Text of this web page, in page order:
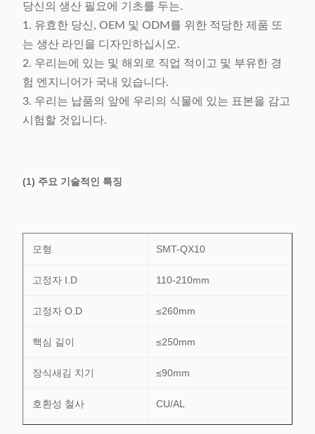
당신의 생산 필요에 기초를 두는.
1. 유효한 당신, OEM 및 ODM를 위한 적당한 제품 또
는 생산 라인을 디자인하십시오.
2. 우리는에 있는 및 해외로 직업 적이고 및 부유한 경
험 엔지니어가 국내 있습니다.
3. 우리는 납품의 앞에 우리의 식물에 있는 표본을 감고
시험할 것입니다.
(1) 주요 기술적인 특징
모형 SMT-QX10
고정자 I.D 110-210mm
고정자 O.D ≤260mm
핵심 길이 ≤250mm
장식새김 치기 ≤90mm
호환성 철사 CU/AL